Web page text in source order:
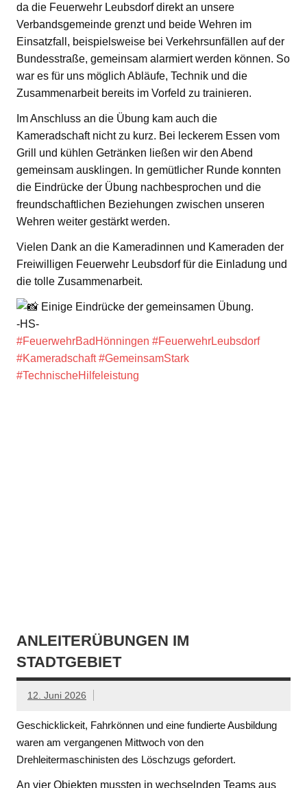
da die Feuerwehr Leubsdorf direkt an unsere
Verbandsgemeinde grenzt und beide Wehren im
Einsatzfall, beispielsweise bei Verkehrsunfällen auf der
Bundesstraße, gemeinsam alarmiert werden können. So
war es für uns möglich Abläufe, Technik und die
Zusammenarbeit bereits im Vorfeld zu trainieren.
Im Anschluss an die Übung kam auch die
Kameradschaft nicht zu kurz. Bei leckerem Essen vom
Grill und kühlen Getränken ließen wir den Abend
gemeinsam ausklingen. In gemütlicher Runde konnten
die Eindrücke der Übung nachbesprochen und die
freundschaftlichen Beziehungen zwischen unseren
Wehren weiter gestärkt werden.
Vielen Dank an die Kameradinnen und Kameraden der
Freiwilligen Feuerwehr Leubsdorf für die Einladung und
die tolle Zusammenarbeit.
Einige Eindrücke der gemeinsamen Übung.
-HS-
#FeuerwehrBadHönningen #FeuerwehrLeubsdorf
#Kameradschaft #GemeinsamStark
#TechnischeHilfeleistung
ANLEITERÜBUNGEN IM
STADTGEBIET
12. Juni 2026
Geschicklickeit, Fahrkönnen und eine fundierte Ausbildung
waren am vergangenen Mittwoch von den
Drehleitermaschinisten des Löschzugs gefordert.
An vier Objekten mussten in wechselnden Teams aus